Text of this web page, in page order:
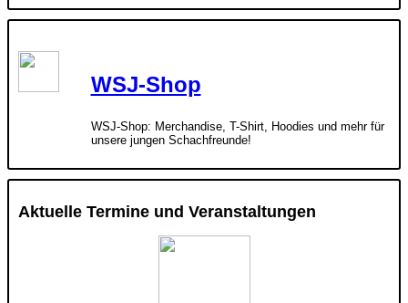
WSJ-Shop
WSJ-Shop: Merchandise, T-Shirt, Hoodies und mehr für
unsere jungen Schachfreunde!
Aktuelle Termine und Veranstaltungen